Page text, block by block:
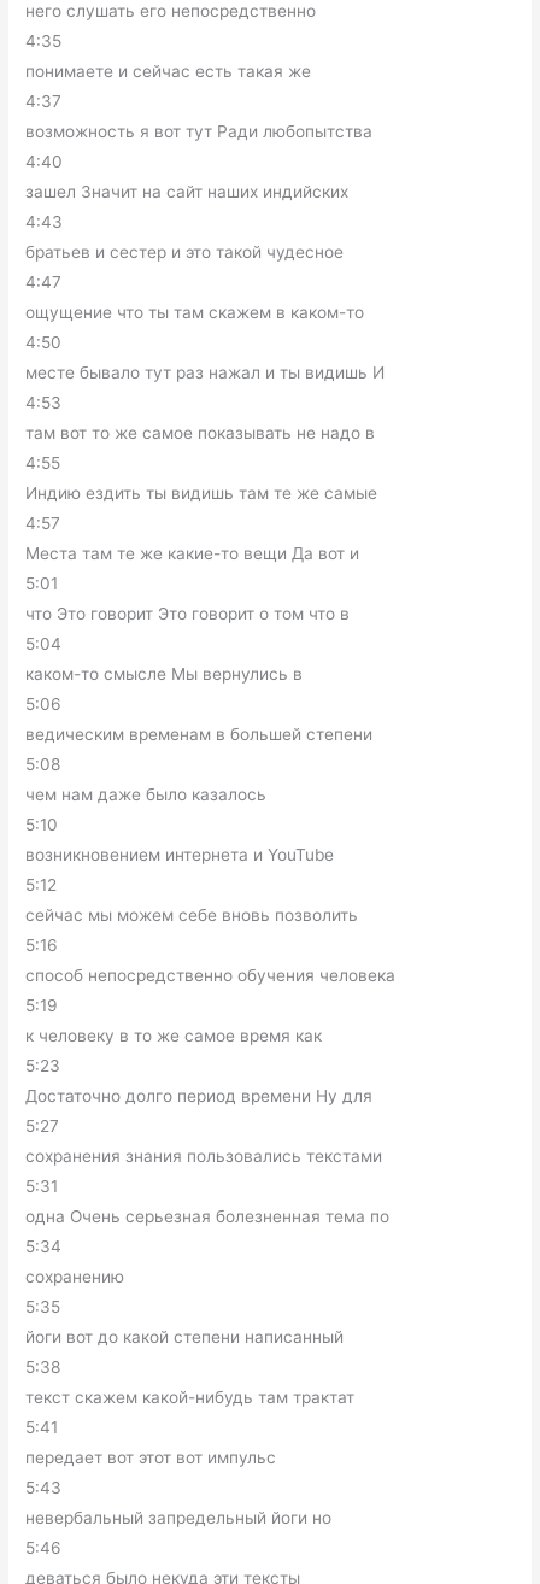
него слушать его непосредственно
4:35
понимаете и сейчас есть такая же
4:37
возможность я вот тут Ради любопытства
4:40
зашел Значит на сайт наших индийских
4:43
братьев и сестер и это такой чудесное
4:47
ощущение что ты там скажем в каком-то
4:50
месте бывало тут раз нажал и ты видишь И
4:53
там вот то же самое показывать не надо в
4:55
Индию ездить ты видишь там те же самые
4:57
Места там те же какие-то вещи Да вот и
5:01
что Это говорит Это говорит о том что в
5:04
каком-то смысле Мы вернулись в
5:06
ведическим временам в большей степени
5:08
чем нам даже было казалось
5:10
возникновением интернета и YouTube
5:12
сейчас мы можем себе вновь позволить
5:16
способ непосредственно обучения человека
5:19
к человеку в то же самое время как
5:23
Достаточно долго период времени Ну для
5:27
сохранения знания пользовались текстами
5:31
одна Очень серьезная болезненная тема по
5:34
сохранению
5:35
йоги вот до какой степени написанный
5:38
текст скажем какой-нибудь там трактат
5:41
передает вот этот вот импульс
5:43
невербальный запредельный йоги но
5:46
деваться было некуда эти тексты